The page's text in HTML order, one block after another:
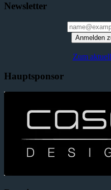
Newsletter
Anmelden
Zum
Hauptsponsor